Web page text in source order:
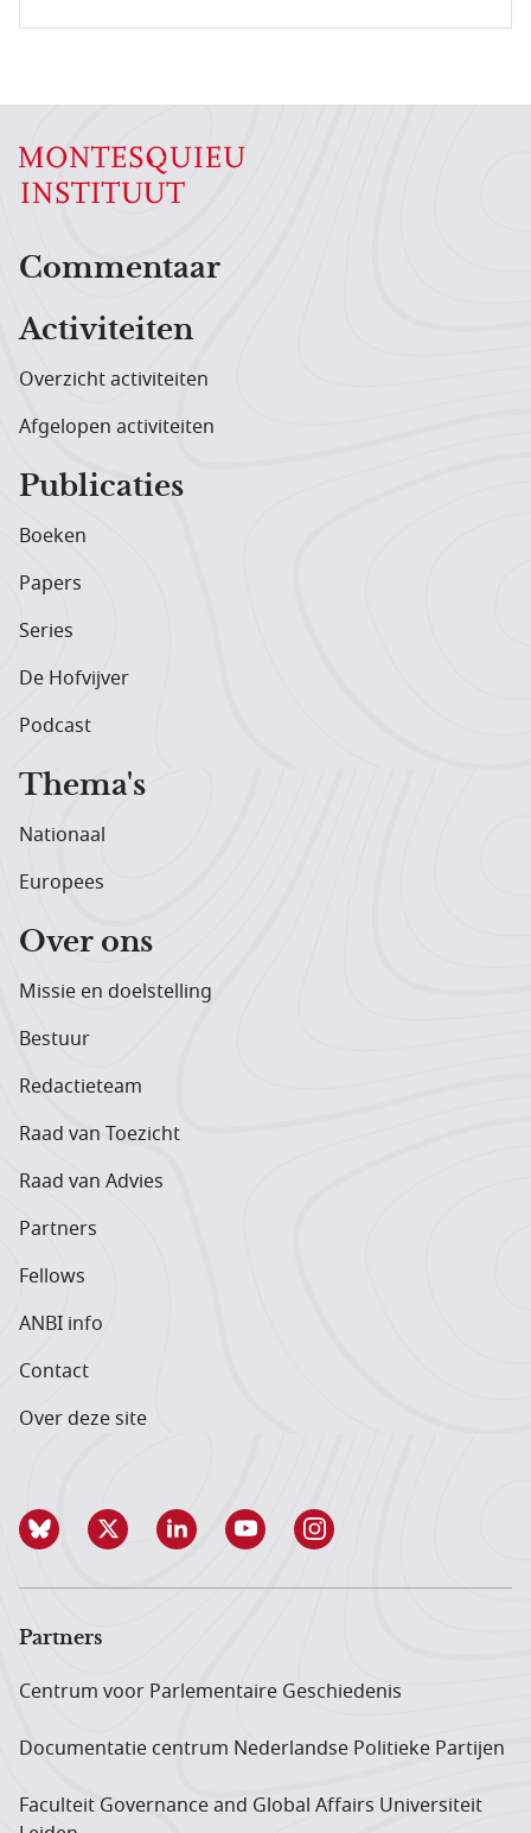
Hoofdnavigatiemenu
Commentaar
Activiteiten
Overzicht activiteiten
Afgelopen activiteiten
Publicaties
Boeken
Papers
Series
De Hofvijver
Podcast
Thema's
Nationaal
Europees
Over ons
Missie en doelstelling
Bestuur
Redactieteam
Raad van Toezicht
Raad van Advies
Partners
Fellows
ANBI info
Contact
Over deze site
Partners
Centrum voor Parlementaire Geschiedenis
Documentatie centrum Neder­landse Politieke Partijen
Faculteit Governance and Global Affairs Universiteit